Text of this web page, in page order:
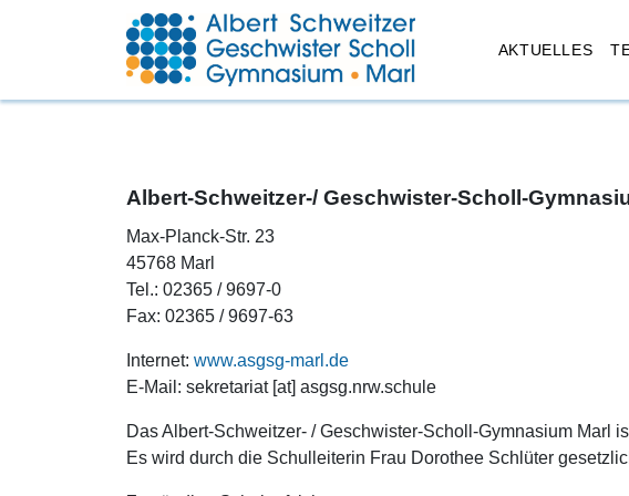
AKTUELLES
Albert-Schweitzer-/ Geschwister-Scholl-
Max-Planck-Str. 23
45768 Marl
Tel.: 02365 / 9697-0
Fax: 02365 / 9697-63
Internet: www.asgsg-marl.de
E-Mail: sekretariat [at] asgsg.nrw.schule
Das Albert-Schweitzer- / Geschwister-Scholl-Gymnasium Marl
Es wird durch die Schulleiterin Frau Dorothee Schlüter